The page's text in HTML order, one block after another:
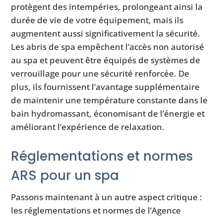
protègent des intempéries, prolongeant ainsi la
durée de vie de votre équipement, mais ils
augmentent aussi significativement la sécurité.
Les abris de spa empêchent l’accès non autorisé
au spa et peuvent être équipés de systèmes de
verrouillage pour une sécurité renforcée. De
plus, ils fournissent l’avantage supplémentaire
de maintenir une température constante dans le
bain hydromassant, économisant de l’énergie et
améliorant l’expérience de relaxation.
Réglementations et normes
ARS pour un spa
Passons maintenant à un autre aspect critique :
les réglementations et normes de l’Agence